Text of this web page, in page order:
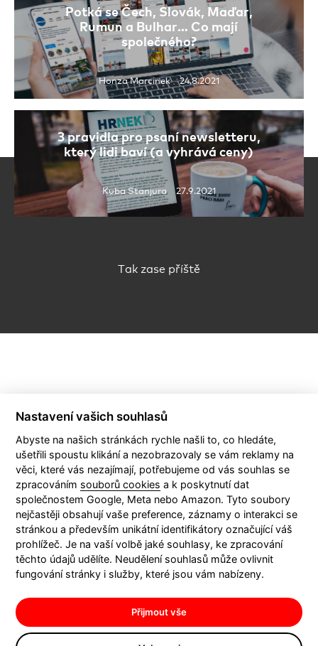
Potká se Čech, Slovák, Maďar,
Rumun a Bulhar… Co mají
společného?
Honza Marcinek 24.8.2021
3 pravidla pro psaní newsletteru,
který lidi baví (a vyhrává ceny)
Kuba Stanjura 27.9.2021
Tak zase příště
KONTAKT
Boomerang Communication s. r. o., zapsaná v obchodním rejstříku vedeném u
Nastavení vašich souhlasů
Abyste na našich stránkách rychle našli to, co hledáte,
ušetřili spoustu klikání a nezobrazovaly se vám reklamy na
věci, které vás nezajímají, potřebujeme od vás souhlas se
zpracováním souborů cookies a k poskytnutí dat
společnostem Google, Meta nebo Amazon. Tyto soubory
nejčastěji obsahují vaše preference, záznamy o interakci se
stránkou a především unikátní identifikátory označující váš
prohlížeč. Je na vaší volbě jaké souhlasy, ke zpracování
těchto údajů udělíte. Neudělení souhlasů může ovlivnit
fungování stránky i služby, které jsou vám nabízeny.
Přijmout vše